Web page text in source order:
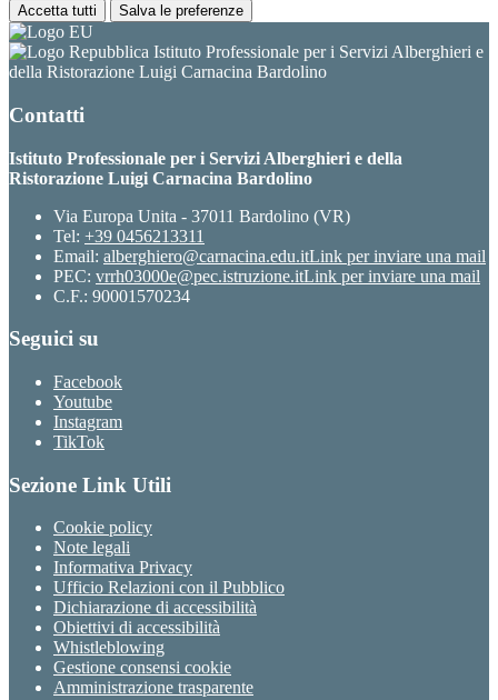
Accetta tutti Salva le preferenze
Istituto Professionale per i Servizi Alberghieri e
della Ristorazione Luigi Carnacina Bardolino
Contatti
Istituto Professionale per i Servizi Alberghieri e della
Ristorazione Luigi Carnacina Bardolino
Via Europa Unita - 37011 Bardolino (VR)
Tel: +39 0456213311
Email: alberghiero@carnacina.edu.itLink per inviare una mail
PEC: vrrh03000e@pec.istruzione.itLink per inviare una mail
C.F.: 90001570234
Seguici su
Facebook
Youtube
Instagram
TikTok
Sezione Link Utili
Cookie policy
Note legali
Informativa Privacy
Ufficio Relazioni con il Pubblico
Dichiarazione di accessibilità
Obiettivi di accessibilità
Whistleblowing
Gestione consensi cookie
Amministrazione trasparente